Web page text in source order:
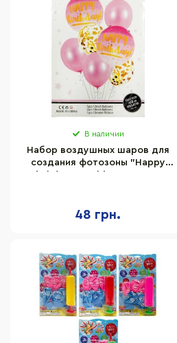
В наличии
Набор воздушных шаров для
создания фотозоны "Happy
48 грн.